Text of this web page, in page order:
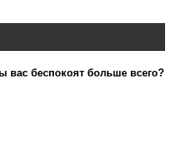
вас беспокоят больше всего?